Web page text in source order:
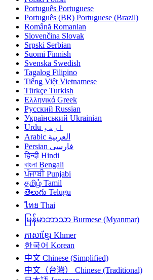
Português Portuguese
Português (BR) Portuguese (Brazil)
Română Romanian
Slovenčina Slovak
Srpski Serbian
Suomi Finnish
Svenska Swedish
Tagalog Filipino
Tiếng Việt Vietnamese
Türkçe Turkish
Ελληνικά Greek
Русский Russian
Український Ukrainian
اردو Urdu
العربية Arabic
فارسی Persian
हिन्दी Hindi
বাংলা Bengali
ਪੰਜਾਬੀ Punjabi
தமிழ் Tamil
తెలుగు Telugu
ไทย Thai
မြန်မာဘာသာ Burmese (Myanmar)
ភាសាខ្មែរ Khmer
한국어 Korean
中文 Chinese (Simplified)
中文（台灣）
Chinese (Traditional)